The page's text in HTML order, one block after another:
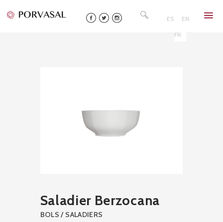
to
ES EN
FR
Saladier Berzocana
BOLS / SALADIERS